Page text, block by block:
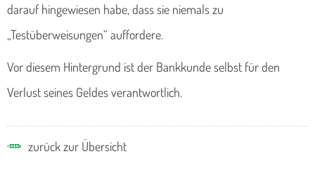
darauf hingewiesen habe, dass sie niemals zu
„Testüberweisungen“ auffordere.
Vor diesem Hintergrund ist der Bankkunde selbst für den
Verlust seines Geldes verantwortlich.
zurück zur Übersicht